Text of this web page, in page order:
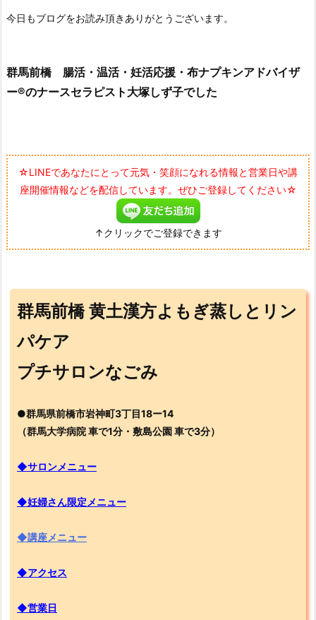
今日もブログをお読み頂きありがとうございます。
群馬前橋 腸活・温活・妊活応援・布ナプキンアドバイザ
ー®のナースセラピスト大塚しず子でした
☆LINEであなたにとって元気・笑顔になれる情報と営業日や講
座開催情報などを配信しています。ぜひご登録してください☆
↑クリックでご登録できます
群馬前橋 黄土漢方よもぎ蒸しとリン
パケア
プチサロンなごみ
●群馬県前橋市岩神町3丁目18ー14
（群馬大学病院 車で1分・敷島公園 車で3分）
◆サロンメニュー
◆妊婦さん限定メニュー
◆講座メニュー
◆アクセス
◆営業日